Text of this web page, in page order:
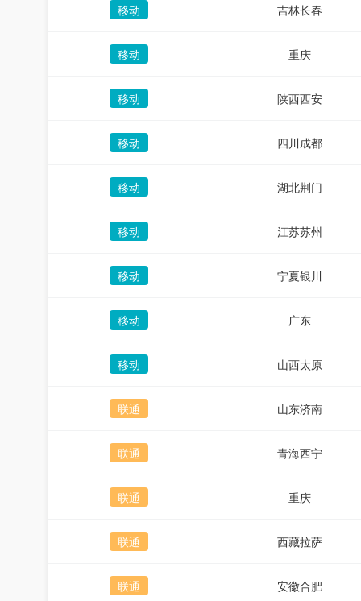
移动 吉林长春
移动 重庆
移动 陕西西安
移动 四川成都
移动 湖北荆门
移动 江苏苏州
移动 宁夏银川
移动 广东
移动 山西太原
联通 山东济南
联通 青海西宁
联通 重庆
联通 西藏拉萨
联通 安徽合肥